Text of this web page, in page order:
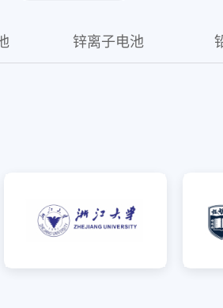
锌离子电池